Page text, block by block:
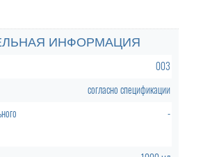
ИНФОРМАЦИЯ
003
согласно спецификации
-